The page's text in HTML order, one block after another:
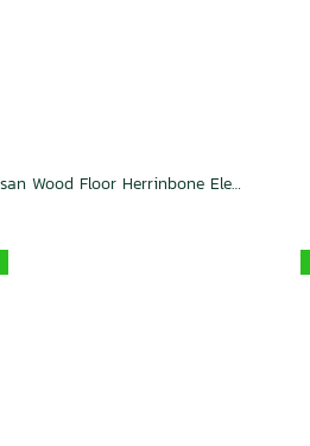
Artisan Wood Floor Herrinbone Elegance